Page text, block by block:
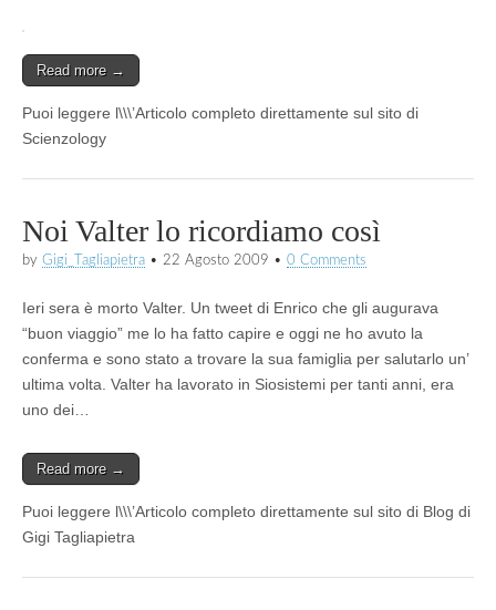
Read more →
Puoi leggere l\\\’Articolo completo direttamente sul sito di
Scienzology
Noi Valter lo ricordiamo così
by Gigi_Tagliapietra • 22 Agosto 2009 • 0 Comments
Ieri sera è morto Valter. Un tweet di Enrico che gli augurava
“buon viaggio” me lo ha fatto capire e oggi ne ho avuto la
conferma e sono stato a trovare la sua famiglia per salutarlo un’
ultima volta. Valter ha lavorato in Siosistemi per tanti anni, era
uno dei…
Read more →
Puoi leggere l\\\’Articolo completo direttamente sul sito di Blog di
Gigi Tagliapietra